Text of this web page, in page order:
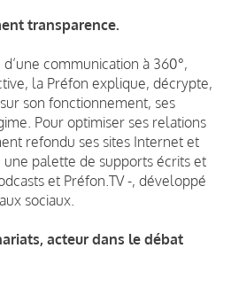
transparence.
communication à 360°,
la Préfon explique, décrypte,
son fonctionnement, ses
Pour optimiser ses relations
refondu ses sites Internet et
une palette de supports écrits et
et Préfon.TV -, développé
sociaux.
acteur dans le débat